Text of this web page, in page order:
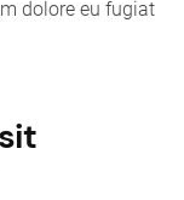
dolore eu fugiat